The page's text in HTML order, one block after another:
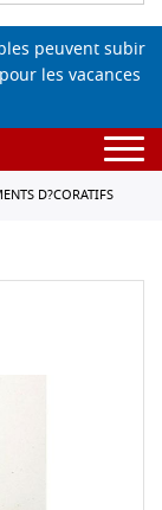
peuvent subir
les vacances
D?CORATIFS